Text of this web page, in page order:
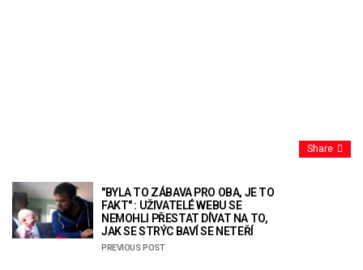
Share
"BYLA TO ZÁBAVA PRO OBA, JE TO
FAKT" : UŽIVATELÉ WEBU SE
NEMOHLI PŘESTAT DÍVAT NA TO,
JAK SE STRÝC BAVÍ SE NETEŘÍ
PREVIOUS POST